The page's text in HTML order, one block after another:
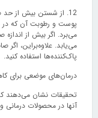
12. از شستن بیش از
پوست و رطوبت آن که در
می‌برد. اگر بیش از
می‌یابد. علاوه‌براین، اگر
پاک‌کننده‌ها استفاده کنید.
درمان‌های موضعی برای
تحقیقات نشان می‌دهند
آنها در محصولات